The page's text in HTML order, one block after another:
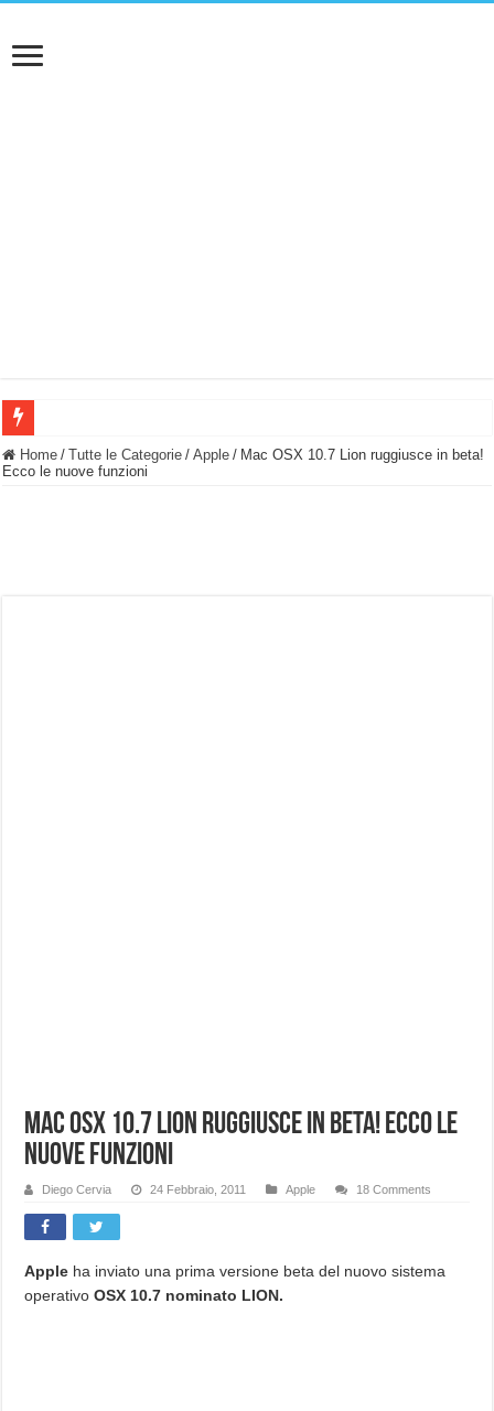
BASTA FATICARE! Questo robot tagliaerba lo appoggi e fa tutto lui! (Senza
Home / Tutte le Categorie / Apple / Mac OSX 10.7 Lion ruggiusce in beta!
Ecco le nuove funzioni
Mac OSX 10.7 Lion ruggiusce in beta! Ecco le
nuove funzioni
Diego Cervia 24 Febbraio, 2011 Apple 18 Comments
Apple ha inviato una prima versione beta del nuovo sistema
operativoOSX 10.7 nominato LION.